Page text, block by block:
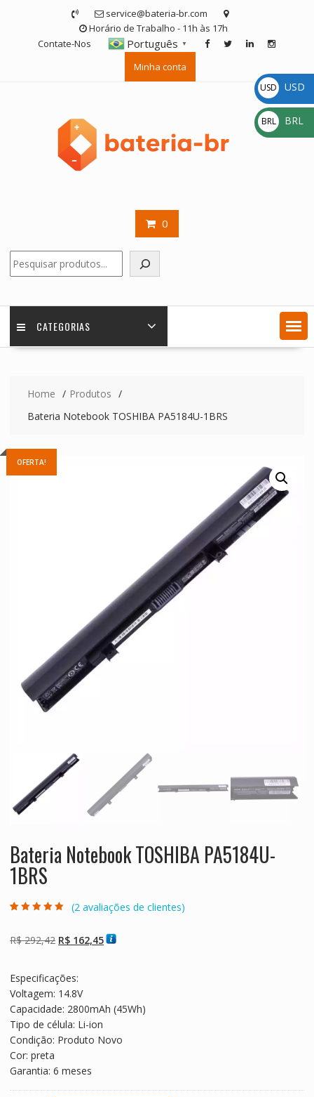
service@bateria-br.com
Horário de Trabalho - 11h às 17h
Contate-Nos
Português ▼
Minha conta
0
CATEGORIAS
Home
Produtos
Bateria Notebook TOSHIBA PA5184U-1BRS
OFERTA!
Bateria Notebook TOSHIBA PA5184U-
1BRS
baseado em
avaliações de
(2avaliações de clientes)
R$292,42 O
era:
R$ 292,42.
R$162,45O
Especificações:
Voltagem: 14.8V
Capacidade: 2800mAh (45Wh)
Tipo de célula: Li-ion
Condição: Produto Novo
Cor: preta
Garantia: 6 meses
USD
$
USD
BRL
R$
BRL